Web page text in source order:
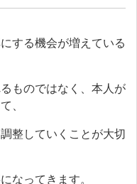
する機会が増えている
ものではなく、本人が
、
整していくことが大切
なってきます。